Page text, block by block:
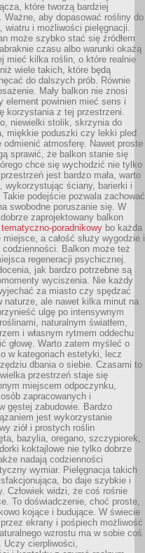
które tworzą bardziej
Ważne, aby dopasować rośliny do
wiatru i możliwości pielęgnacji.
może szybko stać się źródłem
czasu albo warunki okażą
mieć kilka roślin, o które realnie
wiele takich, które będą
do dalszych prób. Równie
Mały balkon nie znosi
element powinien mieć sens i
korzystania z tej przestrzeni.
niewielki stolik, skrzynia do
miękkie poduszki czy lekki pled
odmienić atmosferę. Nawet proste
sprawić, że balkon stanie się
chce się wychodzić nie tylko
jest bardzo mała, warto
wykorzystując ściany, barierki i
podejście pozwala zachować
swobodne poruszanie się. W
zaprojektowany balkon
poradnikowy bo każda
a całość służy wygodzie i
codzienności. Balkon może też
regeneracji psychicznej.
jak bardzo potrzebne są
wyciszenia. Nie każdy
za miasto czy spędzać
naturze, ale nawet kilka minut na
ulgę po intensywnym
naturalnym światłem,
i własnym rytmem oddechu
głowę. Warto zatem myśleć o
w kategoriach estetyki, lecz
dbania o siebie. Czasami to
przestrzeń staje się
miejscem odpoczynku,
zapracowanych i
gęstej zabudowie. Bardzo
jest wykorzystanie
ziół i prostych roślin
bazylia, oregano, szczypiorek,
koktajlowe nie tylko dobrze
nadają codzienności
wymiar. Pielęgnacja takich
bo daje szybkie i
Człowiek widzi, że coś rośnie
To doświadczenie, choć proste,
kojące i budujące. W świecie
ekrany i pośpiech możliwość
wzrostu ma w sobie coś
Uczy cierpliwości,